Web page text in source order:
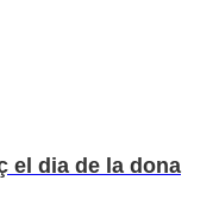
el dia de la dona